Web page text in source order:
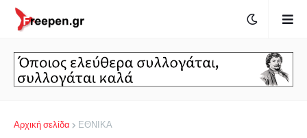
Αρχική σελίδα ΕΘΝΙΚΑ